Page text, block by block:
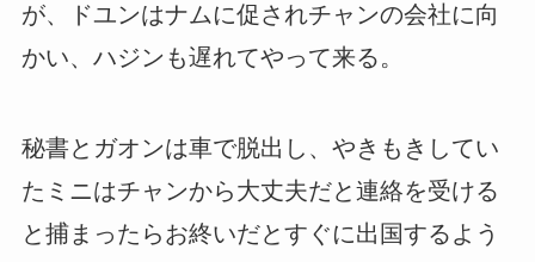
が、ドユンはナムに促されチャンの会社に向
かい、ハジンも遅れてやって来る。
秘書とガオンは車で脱出し、やきもきしてい
たミニはチャンから大丈夫だと連絡を受ける
と捕まったらお終いだとすぐに出国するよう